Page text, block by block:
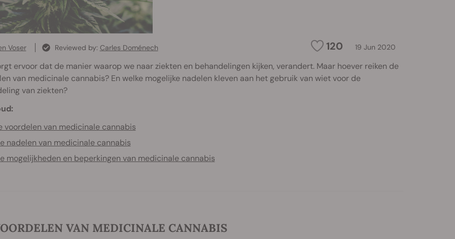
120 19 Jun 2020
Voser Reviewed by: Carles Doménech
ervoor dat de manier waarop we naar ziekten en behandelingen kijken, verandert. Maar hoever reiken de
van medicinale cannabis? En welke mogelijke nadelen kleven aan het gebruik van wiet voor de
van ziekten?
voordelen van medicinale cannabis
nadelen van medicinale cannabis
mogelijkheden en beperkingen van medicinale cannabis
VAN MEDICINALE CANNABIS